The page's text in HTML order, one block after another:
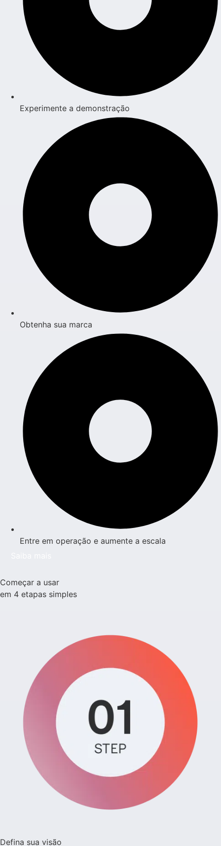
Experimente a demonstração
Obtenha sua marca
Entre em operação e aumente a escala
Começar a usar
em 4 etapas simples
Defina sua visão